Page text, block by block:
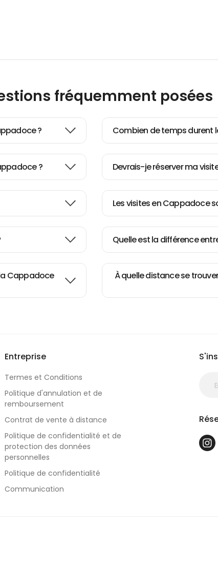
fréquemment posées
? Combien de temps durent
? Devrais-je réserver ma
Les visites en Cappadoce
Quelle est la différence
Cappadoce
À quelle distance se
Entreprise
Termes et Conditions
Politique d'annulation et de
remboursement
Contrat de vente à distance
Politique de confidentialité et de
protection des données
personnelles
Politique de confidentialité
Communication